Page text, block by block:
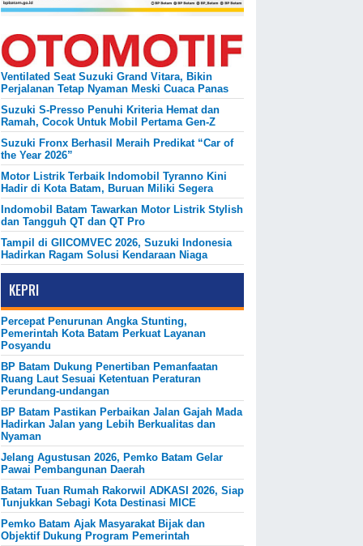
Ventilated Seat Suzuki Grand Vitara, Bikin
Perjalanan Tetap Nyaman Meski Cuaca Panas
Suzuki S-Presso Penuhi Kriteria Hemat dan
Ramah, Cocok Untuk Mobil Pertama Gen-Z
Suzuki Fronx Berhasil Meraih Predikat “Car of
the Year 2026”
Motor Listrik Terbaik Indomobil Tyranno Kini
Hadir di Kota Batam, Buruan Miliki Segera
Indomobil Batam Tawarkan Motor Listrik Stylish
dan Tangguh QT dan QT Pro
Tampil di GIICOMVEC 2026, Suzuki Indonesia
Hadirkan Ragam Solusi Kendaraan Niaga
KEPRI
Percepat Penurunan Angka Stunting,
Pemerintah Kota Batam Perkuat Layanan
Posyandu
BP Batam Dukung Penertiban Pemanfaatan
Ruang Laut Sesuai Ketentuan Peraturan
Perundang-undangan
BP Batam Pastikan Perbaikan Jalan Gajah Mada
Hadirkan Jalan yang Lebih Berkualitas dan
Nyaman
Jelang Agustusan 2026, Pemko Batam Gelar
Pawai Pembangunan Daerah
Batam Tuan Rumah Rakorwil ADKASI 2026, Siap
Tunjukkan Sebagi Kota Destinasi MICE
Pemko Batam Ajak Masyarakat Bijak dan
Objektif Dukung Program Pemerintah